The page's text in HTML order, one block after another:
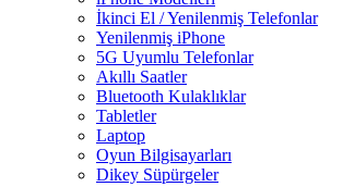
İkinci El / Yenilenmiş Telefonlar
Yenilenmiş iPhone
5G Uyumlu Telefonlar
Akıllı Saatler
Bluetooth Kulaklıklar
Tabletler
Laptop
Oyun Bilgisayarları
Dikey Süpürgeler